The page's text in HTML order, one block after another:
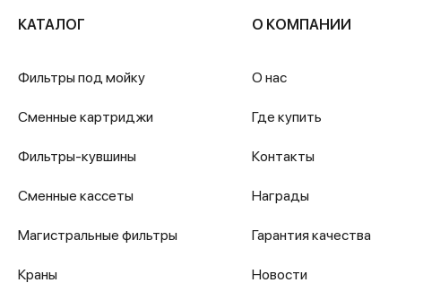
КАТАЛОГ
Фильтры под мойку
Сменные картриджи
Фильтры-кувшины
Сменные кассеты
Магистральные фильтры
Краны
О КОМПАНИИ
О нас
Где купить
Контакты
Награды
Гарантия качества
Новости